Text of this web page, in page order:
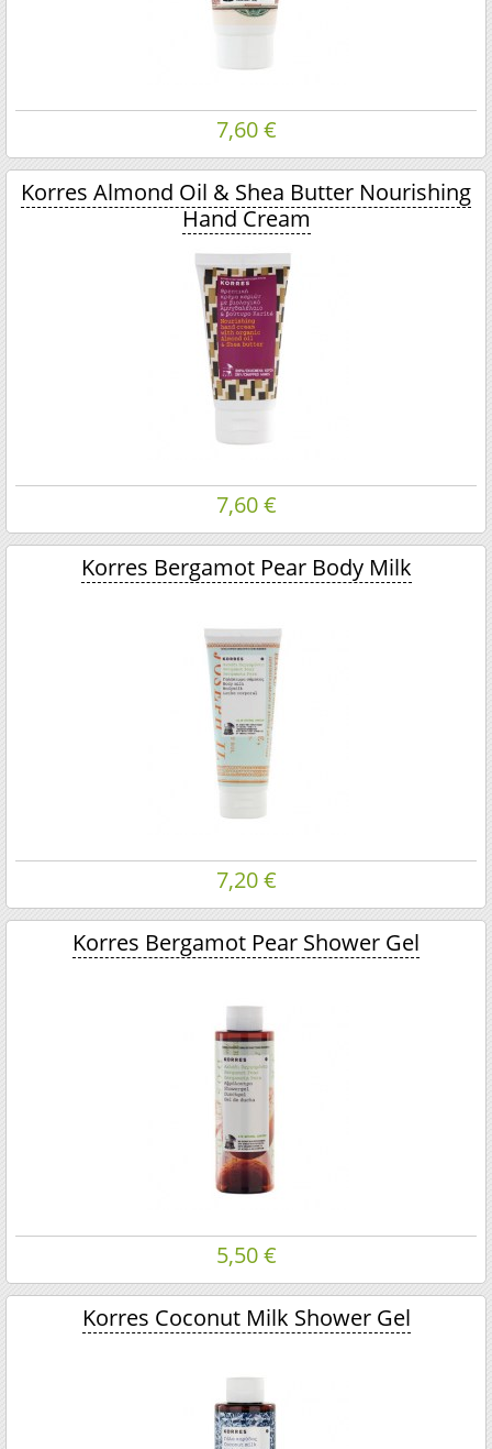
7,60 €
Korres Almond Oil & Shea Butter Nourishing
Hand Cream
7,60 €
Korres Bergamot Pear Body Milk
7,20 €
Korres Bergamot Pear Shower Gel
5,50 €
Korres Coconut Milk Shower Gel